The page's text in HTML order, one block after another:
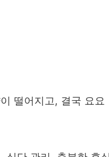
떨어지고, 결국 요요